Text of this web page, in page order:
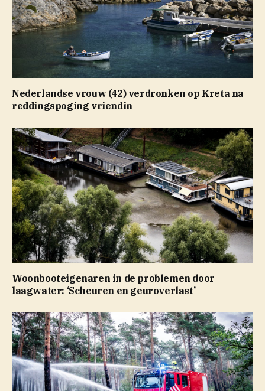
Nederlandse vrouw (42) verdronken op Kreta na
reddingspoging vriendin
Woonbooteigenaren in de problemen door
laagwater: ‘Scheuren en geuroverlast’